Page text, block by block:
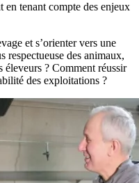
tenant compte des enjeux
et s’orienter vers une
respectueuse des animaux,
éleveurs ? Comment réussir
des exploitations ?